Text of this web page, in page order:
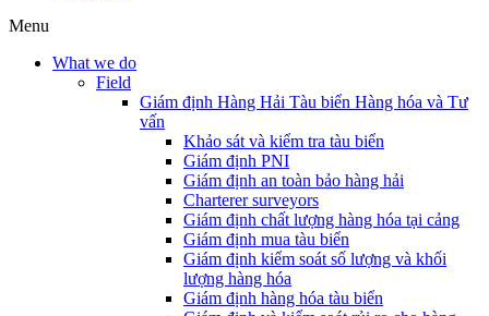
Menu
What we do
Field
Giám định Hàng Hải Tàu biển Hàng hóa và Tư
vấn
Khảo sát và kiểm tra tàu biển
Giám định PNI
Giám định an toàn bảo hàng hải
Charterer surveyors
Giám định chất lượng hàng hóa tại cảng
​Giám định mua tàu biển
Giám định kiểm soát số lượng và khối
lượng hàng hóa
Giám định hàng hóa tàu biển